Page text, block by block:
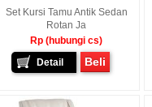
Set Kursi Tamu Antik Sedan
Rotan Ja
Rp (hubungi cs)
Detail
Beli